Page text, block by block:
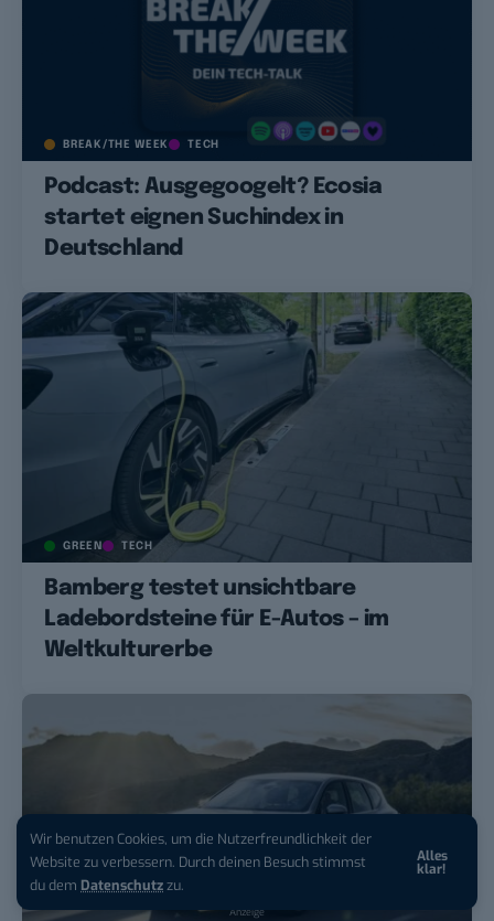
Wir benutzen Cookies, um die Nutzerfreundlichkeit der
Website zu verbessern. Durch deinen Besuch stimmst
du dem Datenschutzzu.
Alles
klar!
BREAK/THE WEEK TECH
Podcast: Ausgegoogelt? Ecosia
startet eignen Suchindex in
Deutschland
GREEN TECH
Bamberg testet unsichtbare
Ladebordsteine für E-Autos – im
Weltkulturerbe
iPhone 17 Pro sichern:Für 1 € +
200 € Hardware-Bonus!
Anzeige